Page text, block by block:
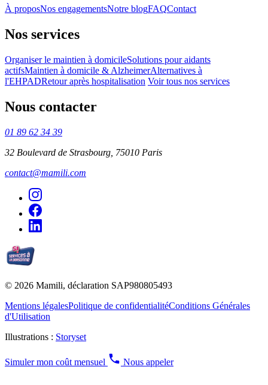
À proposNos engagementsNotre blogFAQContact
Nos services
Organiser le maintien à domicileSolutions pour aidants
actifsMaintien à domicile & AlzheimerAlternatives à
l'EHPADRetour après hospitalisation Voir tous nos services
Nous contacter
01 89 62 34 39
32 Boulevard de Strasbourg, 75010 Paris
contact@mamili.com
© 2026 Mamili, déclaration SAP980805493
Mentions légalesPolitique de confidentialitéConditions Générales
d'Utilisation
Illustrations : Storyset
Simuler mon coût mensuel Nous appeler